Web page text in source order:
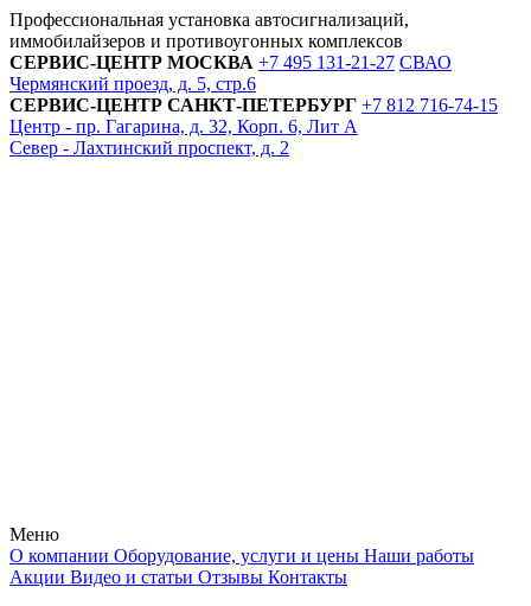
Профессиональная установка автосигнализаций,
иммобилайзеров и противоугонных комплексов
СЕРВИС-ЦЕНТР МОСКВА +7 495 131-21-27 СВАО
Чермянский проезд, д. 5, стр.6
СЕРВИС-ЦЕНТР САНКТ-ПЕТЕРБУРГ +7 812 716-74-15
Центр - пр. Гагарина, д. 32, Корп. 6, Лит А
Север - Лахтинский проспект, д. 2
Меню
О компании Оборудование, услуги и цены Наши работы
Акции Видео и статьи Отзывы Контакты